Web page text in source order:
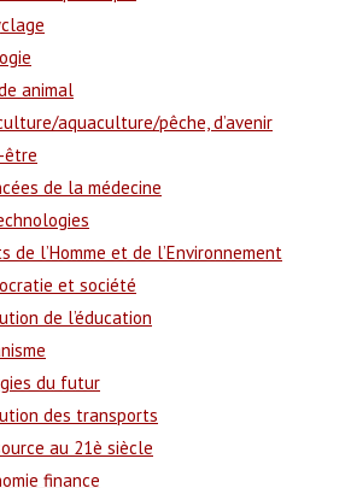
animal
aquaculture/pêche, d’avenir
être
de la médecine
de l’Homme et de l’Environnement
et société
de l’éducation
du futur
des transports
au 21è siècle
finance